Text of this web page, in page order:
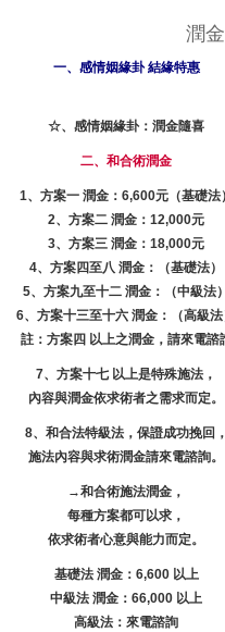
潤
一、感情姻緣卦 結緣特惠
☆、感情姻緣卦：潤金隨喜
二、 和合術潤金
1、方案一 潤金：6,600元（基礎法）
2、方案二 潤金：12,000元
3、方案三 潤金：18,000元
4、方案四至八 潤金：（基礎法）
5、方案九至十二 潤金：（中級法）
6、方案十三至十六 潤金：（高級法
註：方案四 以上之潤金，請來電諮
7、方案十七 以上是特殊施法，
內容與潤金依求術者之需求而定。
8、和合法特級法，保證成功挽回，
施法內容與求術潤金請來電諮詢。
→和合術施法潤金，
每種方案都可以求，
依求術者心意與能力而定。
基礎法 潤金：6,600 以上
中級法 潤金：66,000 以上
高級法：來電諮詢